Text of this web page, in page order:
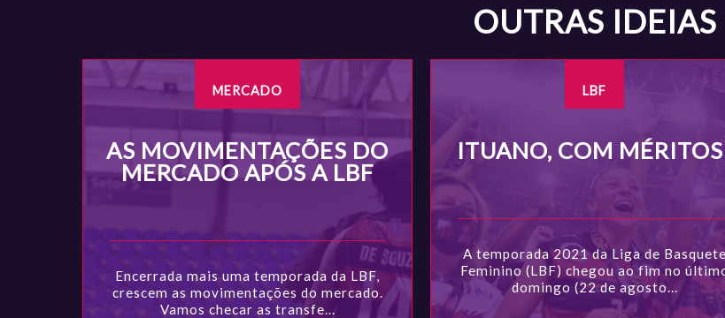
OUTRAS IDEIAS
MERCADO
AS MOVIMENTAÇÕES DO
MERCADO APÓS A LBF
Encerrada mais uma temporada da LBF,
crescem as movimentações do mercado.
Vamos checar as transfe...
LBF
ITUANO, COM
A temporada 2021 da Liga de
Feminino (LBF) chegou ao fim no
domingo (22 de agosto...